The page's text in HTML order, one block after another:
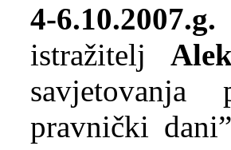
4-6.10.2007.g.
istražitelj
savjetovanja
pravnički